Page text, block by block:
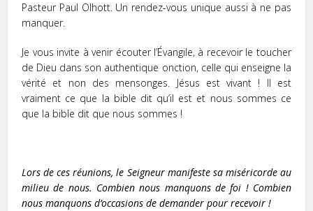
Pasteur Paul Olhott. Un rendez-vous unique aussi à ne pas
manquer.
Je vous invite à venir écouter l’Évangile, à recevoir le toucher
de Dieu dans son authentique onction, celle qui enseigne la
vérité et non des mensonges. Jésus est vivant ! Il est
vraiment ce que la bible dit qu’il est et nous sommes ce
que la bible dit que nous sommes !
Lors de ces réunions, le Seigneur manifeste sa miséricorde au
milieu de nous. Combien nous manquons de foi ! Combien
nous manquons d’occasions de demander pour recevoir !